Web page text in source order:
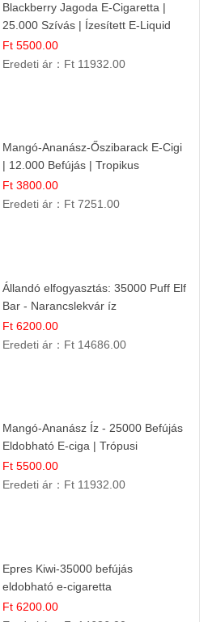
Blackberry Jagoda E-Cigaretta |
25.000 Szívás | Ízesített E-Liquid
Ft 5500.00
Eredeti ár： Ft 11932.00
Mangó-Ananász-Őszibarack E-Cigi
| 12.000 Befújás | Tropikus
Gyümölcs Íz
Ft 3800.00
Eredeti ár： Ft 7251.00
Állandó elfogyasztás: 35000 Puff Elf
Bar - Narancslekvár íz
Ft 6200.00
Eredeti ár： Ft 14686.00
Mangó-Ananász Íz - 25000 Befújás
Eldobható E-ciga | Trópusi
Gyümölcs Élmény!
Ft 5500.00
Eredeti ár： Ft 11932.00
Epres Kiwi-35000 befújás
eldobható e-cigaretta
Ft 6200.00